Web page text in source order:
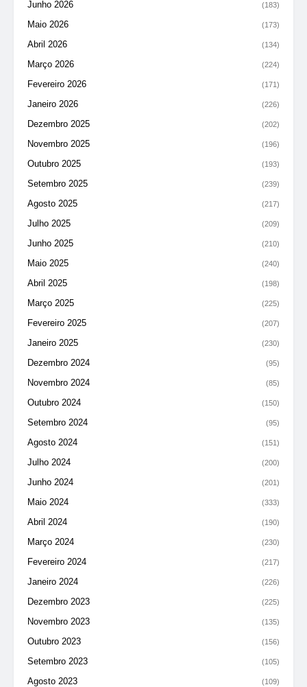
Junho 2026 (183)
Maio 2026 (173)
Abril 2026 (134)
Março 2026 (224)
Fevereiro 2026 (171)
Janeiro 2026 (226)
Dezembro 2025 (202)
Novembro 2025 (196)
Outubro 2025 (193)
Setembro 2025 (239)
Agosto 2025 (217)
Julho 2025 (209)
Junho 2025 (210)
Maio 2025 (240)
Abril 2025 (198)
Março 2025 (225)
Fevereiro 2025 (207)
Janeiro 2025 (230)
Dezembro 2024 (95)
Novembro 2024 (85)
Outubro 2024 (150)
Setembro 2024 (95)
Agosto 2024 (151)
Julho 2024 (200)
Junho 2024 (201)
Maio 2024 (333)
Abril 2024 (190)
Março 2024 (230)
Fevereiro 2024 (217)
Janeiro 2024 (226)
Dezembro 2023 (225)
Novembro 2023 (135)
Outubro 2023 (156)
Setembro 2023 (105)
Agosto 2023 (109)